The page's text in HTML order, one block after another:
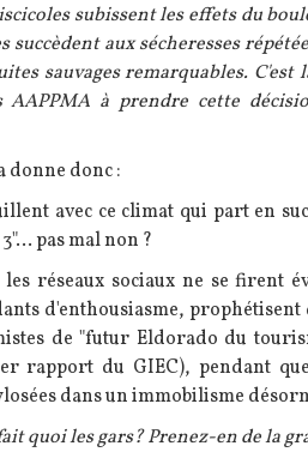
subissent les effets du
succèdent aux sécheresses
sauvages remarquables.
à prendre cette
donne donc :
avec ce climat qui part en
pas mal non ?
réseaux sociaux ne se firent
d'enthousiasme,
de "futur Eldorado du
rapport du GIEC), pendant
dans un immobilisme
quoi les gars? Prenez-en de la